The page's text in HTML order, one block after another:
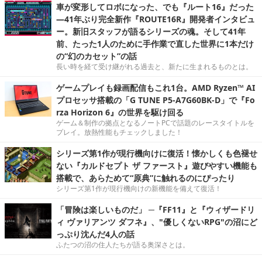
車が変形してロボになった、でも『ルート16』だった
―41年ぶり完全新作『ROUTE16R』開発者インタビュ
ー。新旧スタッフが語るシリーズの魂。そして41年
前、たった1人のために手作業で直した世界に1本だけ
の“幻のカセット”の話
長い時を経て受け継がれる過去と、新たに生まれるものとは。
ゲームプレイも録画配信もこれ1台。AMD Ryzen™ AI
プロセッサ搭載の「G TUNE P5-A7G60BK-D」で『Fo
rza Horizon 6』の世界を駆け回る
ゲーム＆制作の拠点となるノートPCで話題のレースタイトルを
プレイ。放熱性能もチェックしました！
シリーズ第1作が現行機向けに復活！懐かしくも色褪せ
ない『カルドセプト ザ ファースト』遊びやすい機能も
搭載で、あらためて“原典”に触れるのにぴったり
シリーズ第1作が現行機向けの新機能を備えて復活！
「冒険は楽しいものだ」 ─『FF11』と『ウィザードリ
ィ ヴァリアンツ ダフネ』、"優しくないRPG"の沼にど
っぷり沈んだ4人の話
ふたつの沼の住人たちが語る奥深さとは。